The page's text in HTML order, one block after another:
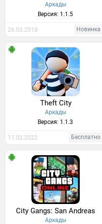
Аркады
Версия: 1.1.5
26.03.2018 Новинка
Theft City
Аркады
Версия: 1.1.3
11.02.2022 Бесплатно
City Gangs: San Andreas
Аркады